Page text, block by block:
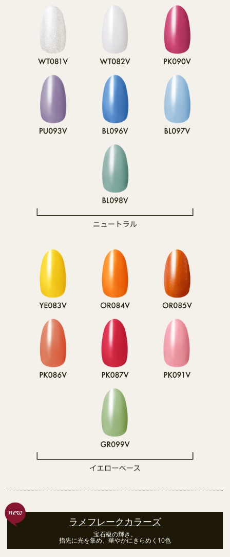
ラメフレークカラーズ
宝石級の輝き。
指先に光を集め、華やかにきらめく10色